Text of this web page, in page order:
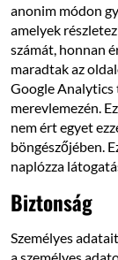
anonim módon
amelyek
számát, honnan
maradtak az
Google Analytics
merevlemezén.
nem ért egyet
böngészőjében.
naplózza
Biztonság
Személyes